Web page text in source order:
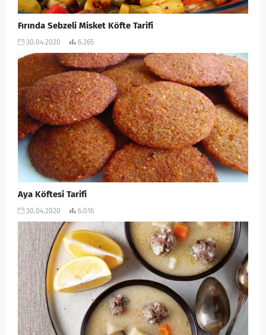
Fırında Sebzeli Misket Köfte Tarifi
30.04.2020 6.265
Aya Köftesi Tarifi
30.04.2020 6.016